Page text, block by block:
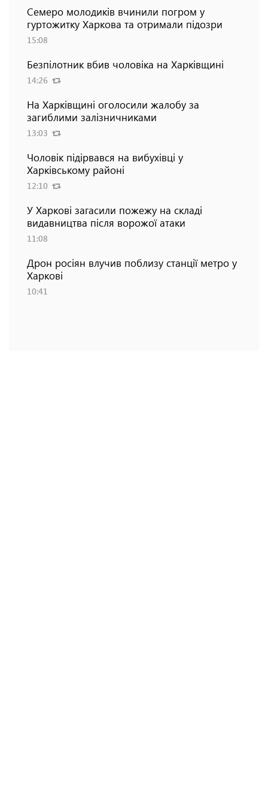
Семеро молодиків вчинили погром у
гуртожитку Харкова та отримали підозри
15:08
Безпілотник вбив чоловіка на Харківщині
14:26
На Харківщині оголосили жалобу за
загиблими залізничниками
13:03
Чоловік підірвався на вибухівці у
Харківському районі
12:10
У Харкові загасили пожежу на складі
видавництва після ворожої атаки
11:08
Дрон росіян влучив поблизу станції метро у
Харкові
10:41